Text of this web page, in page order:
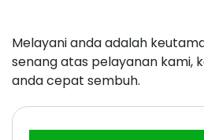
Melayani anda adalah
senang atas pelayanan kami,
anda cepat sembuh.